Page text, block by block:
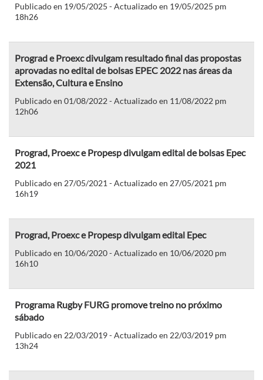
Publicado en 19/05/2025 - Actualizado en 19/05/2025 pm
18h26
Prograd e Proexc divulgam resultado final das propostas
aprovadas no edital de bolsas EPEC 2022 nas áreas da
Extensão, Cultura e Ensino
Publicado en 01/08/2022 - Actualizado en 11/08/2022 pm
12h06
Prograd, Proexc e Propesp divulgam edital de bolsas Epec
2021
Publicado en 27/05/2021 - Actualizado en 27/05/2021 pm
16h19
Prograd, Proexc e Propesp divulgam edital Epec
Publicado en 10/06/2020 - Actualizado en 10/06/2020 pm
16h10
Programa Rugby FURG promove treino no próximo
sábado
Publicado en 22/03/2019 - Actualizado en 22/03/2019 pm
13h24